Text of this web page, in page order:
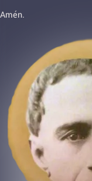
Amén.